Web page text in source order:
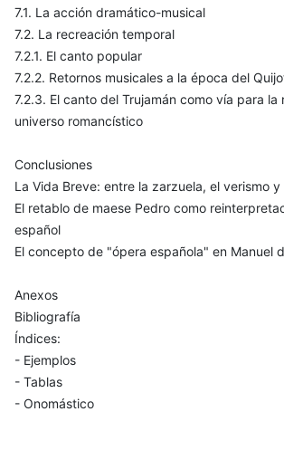
7.1. La acción dramático-musical
7.2. La recreación temporal
7.2.1. El canto popular
7.2.2. Retornos musicales a la época del
7.2.3. El canto del Trujamán como vía para la
universo romancístico
Conclusiones
La Vida Breve: entre la zarzuela, el verismo
El retablo de maese Pedro como
español
El concepto de "ópera española" en Manuel
Anexos
Bibliografía
Índices:
- Ejemplos
- Tablas
- Onomástico